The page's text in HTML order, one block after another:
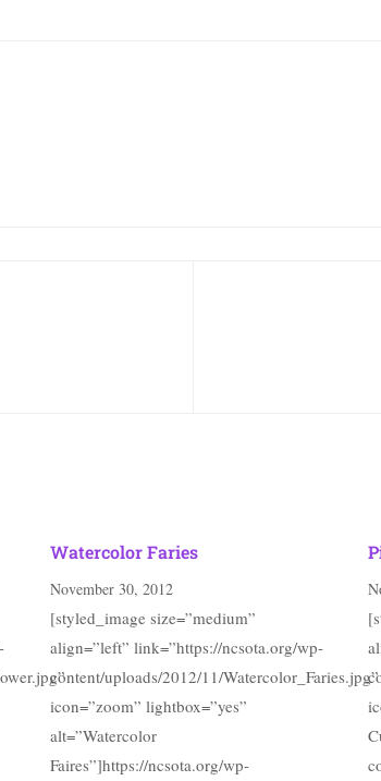
Watercolor Faries
November 30, 2012
[styled_image size=”medium”
align=”left” link=”https://ncsota.org/wp-
content/uploads/2012/11/Watercolor_Faries.jpg”
icon=”zoom” lightbox=”yes”
alt=”Watercolor
Faires”]https://ncsota.org/wp-